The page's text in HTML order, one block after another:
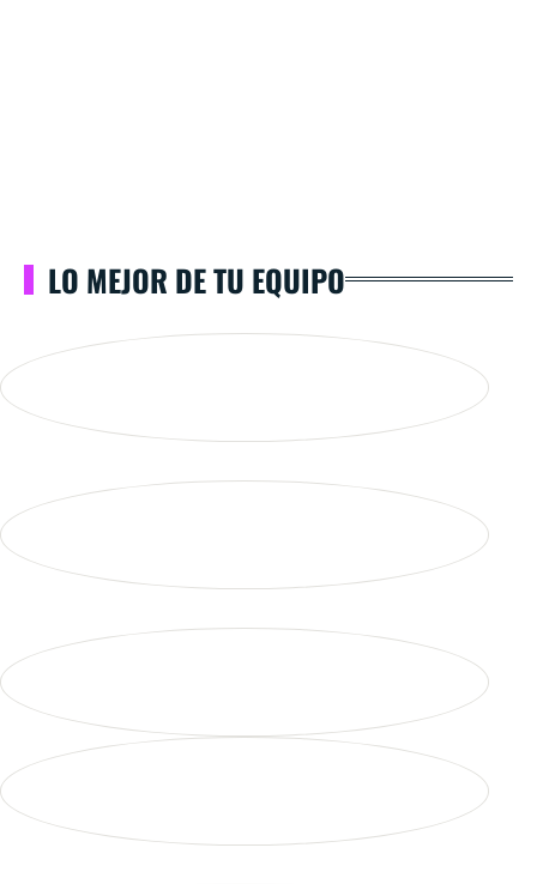
LO MEJOR DE TU EQUIPO